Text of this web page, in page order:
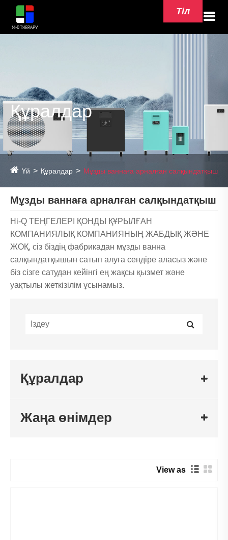
Тіл
Құралдар
Үй Құралдар Мұзды ваннаға арналған салқындатқыш
Мұзды ваннаға арналған салқындатқыш
Hi-Q ТЕҢГЕЛЕРІ ҚОНДЫ ҚҰРЫЛҒАН
КОМПАНИЯЛЫҚ КОМПАНИЯНЫҢ ЖАБДЫҚ ЖӘНЕ
ЖОҚ, сіз біздің фабрикадан мұзды ванна
салқындатқышын сатып алуға сендіре аласыз және
біз сізге сатудан кейінгі ең жақсы қызмет және
уақтылы жеткізілім ұсынамыз.
Құралдар
Жаңа өнімдер
View as